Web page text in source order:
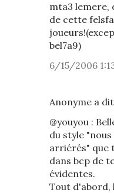
mta3 lemere,
de cette
bel7a9)
6/15/2006
Anonyme a
@youyou :
du style
arriérés" que
dans bcp de
évidentes.
Tout d'abord,